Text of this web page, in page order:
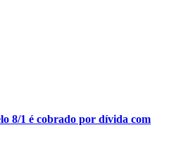
8/1 é cobrado por dívida com